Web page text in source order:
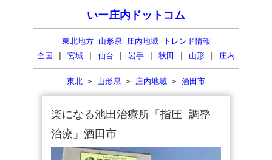
いー庄内ドットコム
東北地方 山形県 庄内地域 トレンド情報
全国
宮城 仙台 岩手 秋田 山形 庄内
東北 > 山形県 > 庄内地域 > 酒田市
楽になる池田治療所「指圧 調整
治療」酒田市